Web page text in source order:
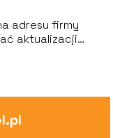
adresu firmy
aktualizacji